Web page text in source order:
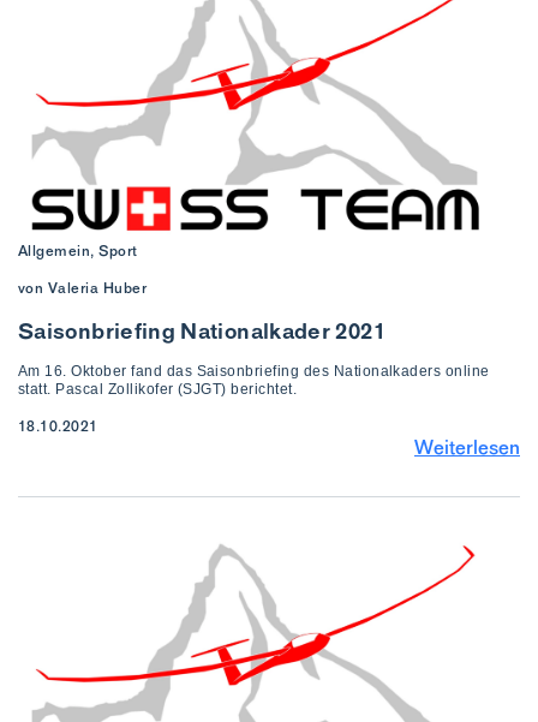
Allgemein, Sport
von Valeria Huber
Saisonbriefing Nationalkader 2021
Am 16. Oktober fand das Saisonbriefing des Nationalkaders online
statt. Pascal Zollikofer (SJGT) berichtet.
18.10.2021
Weiterlesen